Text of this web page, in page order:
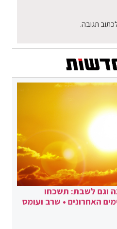
תגובה.
וגם לשבת: תשכחו
האחרונים • שרב ועומס